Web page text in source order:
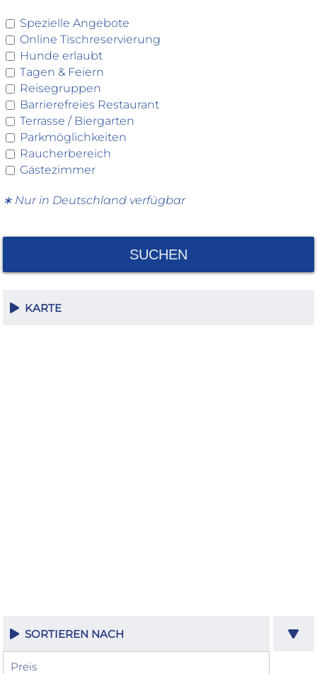
Spezielle Angebote
Online Tischreservierung
Hunde erlaubt
Tagen & Feiern
Reisegruppen
Barrierefreies Restaurant
Terrasse / Biergarten
Parkmöglichkeiten
Raucherbereich
Gästezimmer
∗ Nur in Deutschland verfügbar
SUCHEN
KARTE
SORTIEREN NACH
Preis